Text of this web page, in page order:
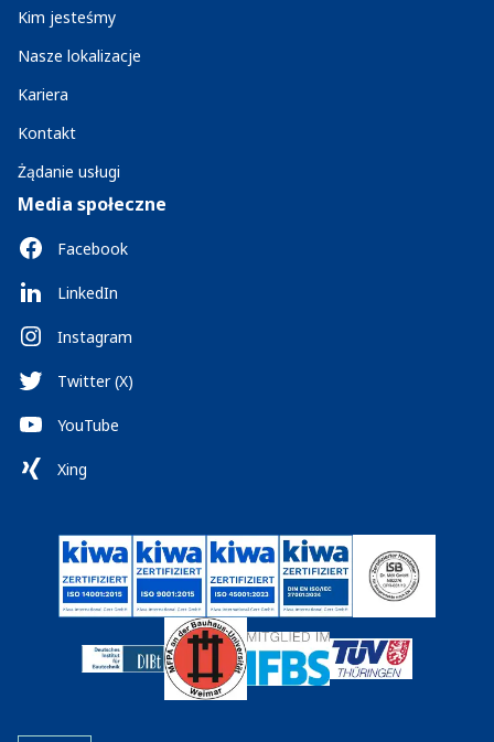
Kim jesteśmy
Nasze lokalizacje
Kariera
Kontakt
Żądanie usługi
Media społeczne
Facebook
LinkedIn
Instagram
Twitter (X)
YouTube
Xing